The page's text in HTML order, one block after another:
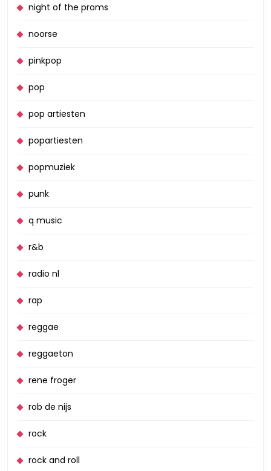
night of the proms
noorse
pinkpop
pop
pop artiesten
popartiesten
popmuziek
punk
q music
r&b
radio nl
rap
reggae
reggaeton
rene froger
rob de nijs
rock
rock and roll